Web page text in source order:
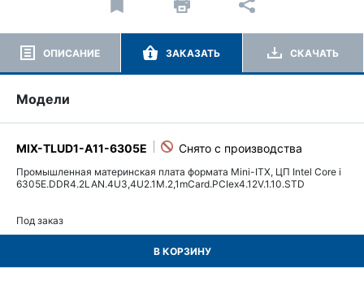
ОПИСАНИЕ ЗАКАЗАТЬ СКАЧАТЬ
Модели
MIX-TLUD1-A11-6305E
Промышленная материнская плата формата Mini-ITX, ЦП Intel Core i
6305E.DDR4.2LAN.4U3,4U2.1M.2,1mCard.PCIex4.12V.1.10.STD
Под заказ
В КОРЗИНУ